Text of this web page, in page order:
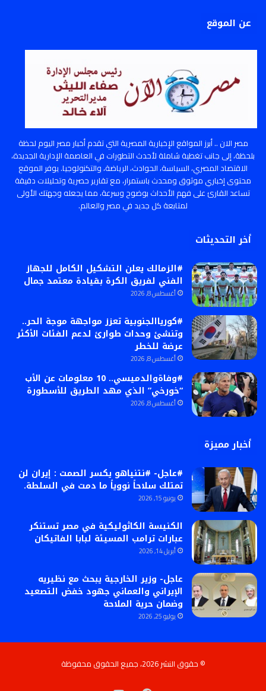
عن الموقع
مصر الان .. أبرز المواقع الإخبارية المصرية التي تقدم أخبار مصر اليوم لحظة
بلحظة، إلى جانب تغطية شاملة لأحدث التطورات في العاصمة الإدارية الجديدة،
الاقتصاد المصري، السياسة، الحوادث، الرياضة، والتكنولوجيا. يوفر الموقع
محتوى إخباري موثوق ومحدث باستمرار، مع تقارير حصرية وتحليلات دقيقة
تساعد القارئ على فهم الأحداث بوضوح وسرعة، مما يجعله وجهتك الأولى
لمتابعة كل جديد في مصر والعالم.
أخر التحديثات
#الزمالك يعلن التشكيل الكامل للجهاز
الفني لفريق الكرة بقيادة معتمد جمال
أغسطس 8, 2026
#كورياالجنوبية تعزز مواجهة موجة الحر..
وتنشئ وحدات طوارئ لدعم الفئات الأكثر
عرضة للخطر
أغسطس 8, 2026
#وفاةوالدميسي.. 10 معلومات عن الأب
“خورخي” الذي مهد الطريق للأسطورة
أغسطس 8, 2026
أخبار مميزة
#عاجل- #نتنياهو يكسر الصمت : إيران لن
تمتلك سلاحاً نووياً ما دمت في السلطة.
يونيو 15, 2026
الكنيسة الكاثوليكية في مصر تستنكر
عبارات ترامب المسيئة لبابا الفاتيكان
أبريل 14, 2026
عاجل- وزير الخارجية يبحث مع نظيريه
الإيراني والعماني جهود خفض التصعيد
وضمان حرية الملاحة
يوليو 25, 2026
© حقوق النشر 2026، جميع الحقوق محفوظة